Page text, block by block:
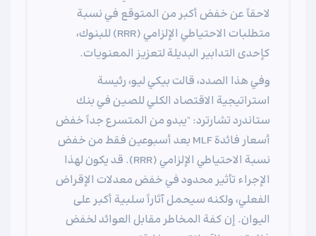
لاحقاً عن خفض أكبر من المتوقع في نسبة
متطلبات الاحتياطي الإلزامي (RRR) للبنوك،
كإحدى التدابير البديلة لتعزيز المعنويات.
وفي هذا الصدد، قالت بيكي ليو، رئيسة
استراتيجية الاقتصاد الكلي للصين في بنك
ستاندرد تشارترد: "يبدو من المتسرع جداً خفض
أسعار فائدة MLF بعد أسبوعين فقط من خفض
نسبة الاحتياطي الإلزامي (RRR). قد يكون لهذا
الإجراء تأثير محدود في خفض معدلات الإقراض
الفعلي، ولكنه سيحمل آثاراً سلبية أكبر على
اليوان. إن كفة المخاطر مقابل العوائد لخفض